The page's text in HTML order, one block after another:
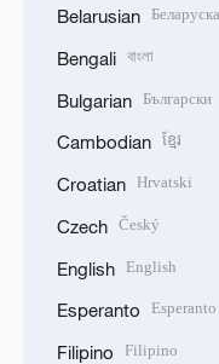
Belarusian
Bengali বাংলা
Bulgarian Български
Cambodian ខ្មែរ
Croatian Hrvatski
Czech Český
English English
Esperanto Esperanto
Filipino Filipino